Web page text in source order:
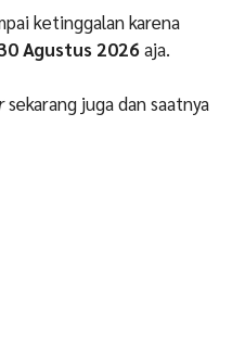
ketinggalan karena
Agustus 2026aja.
sekarang juga dan saatnya